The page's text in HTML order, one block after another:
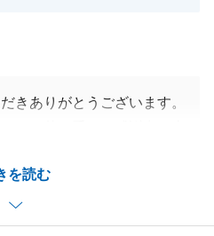
を読む
きありがとうございます。
てることがございましたら
い。